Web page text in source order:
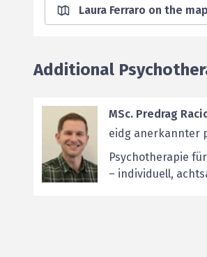
Laura Ferraro on the map
Additional
MSc. Predrag
eidg anerkannter
Psychotherapie
– individuell,